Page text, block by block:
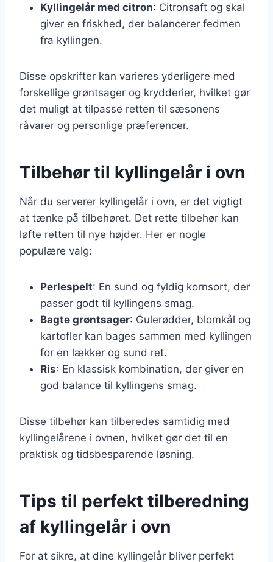
Kyllingelår med citron: Citronsaft og skal
giver en friskhed, der balancerer fedmen
fra kyllingen.
Disse opskrifter kan varieres yderligere med
forskellige grøntsager og krydderier, hvilket gør
det muligt at tilpasse retten til sæsonens
råvarer og personlige præferencer.
Tilbehør til kyllingelår i ovn
Når du serverer kyllingelår i ovn, er det vigtigt
at tænke på tilbehøret. Det rette tilbehør kan
løfte retten til nye højder. Her er nogle
populære valg:
Perlespelt: En sund og fyldig kornsort, der
passer godt til kyllingens smag.
Bagte grøntsager: Gulerødder, blomkål og
kartofler kan bages sammen med kyllingen
for en lækker og sund ret.
Ris: En klassisk kombination, der giver en
god balance til kyllingens smag.
Disse tilbehør kan tilberedes samtidig med
kyllingelårene i ovnen, hvilket gør det til en
praktisk og tidsbesparende løsning.
Tips til perfekt tilberedning
af kyllingelår i ovn
For at sikre, at dine kyllingelår bliver perfekt